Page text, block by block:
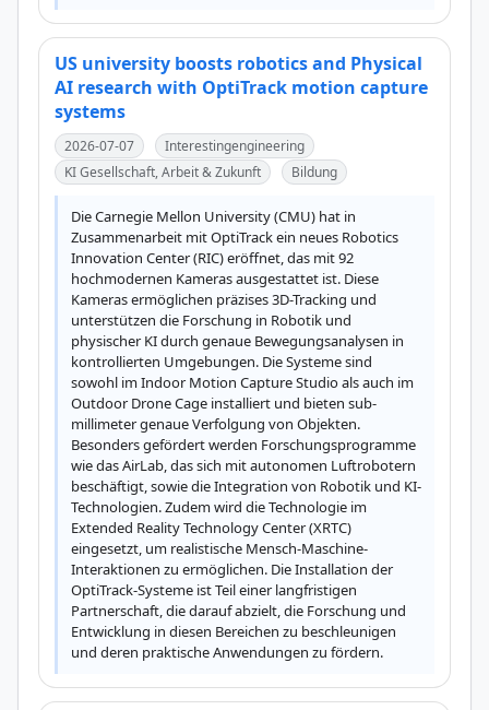
US university boosts robotics and Physical
AI research with OptiTrack motion capture
systems
2026-07-07
Interestingengineering
KI Gesellschaft, Arbeit & Zukunft
Bildung
Die Carnegie Mellon University (CMU) hat in
Zusammenarbeit mit OptiTrack ein neues Robotics
Innovation Center (RIC) eröffnet, das mit 92
hochmodernen Kameras ausgestattet ist. Diese
Kameras ermöglichen präzises 3D-Tracking und
unterstützen die Forschung in Robotik und
physischer KI durch genaue Bewegungsanalysen in
kontrollierten Umgebungen. Die Systeme sind
sowohl im Indoor Motion Capture Studio als auch im
Outdoor Drone Cage installiert und bieten sub-
millimeter genaue Verfolgung von Objekten.
Besonders gefördert werden Forschungsprogramme
wie das AirLab, das sich mit autonomen Luftrobotern
beschäftigt, sowie die Integration von Robotik und KI-
Technologien. Zudem wird die Technologie im
Extended Reality Technology Center (XRTC)
eingesetzt, um realistische Mensch-Maschine-
Interaktionen zu ermöglichen. Die Installation der
OptiTrack-Systeme ist Teil einer langfristigen
Partnerschaft, die darauf abzielt, die Forschung und
Entwicklung in diesen Bereichen zu beschleunigen
und deren praktische Anwendungen zu fördern.